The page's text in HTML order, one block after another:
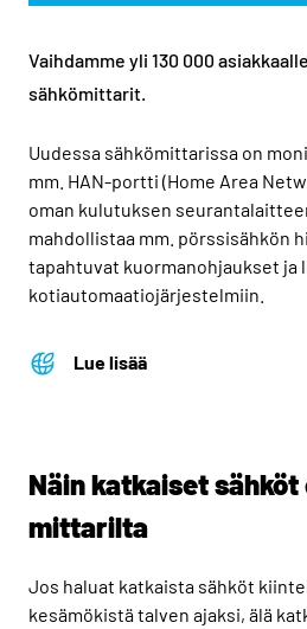
Vaihdamme yli 130 000
sähkömittarit.
Uudessa sähkömittarissa on
mm. HAN-portti (Home Area
oman kulutuksen
mahdollistaa mm. pörssisähkön
tapahtuvat kuormanohjaukset ja
kotiautomaatiojärjestelmiin.
Lue lisää
Näin katkaiset sähköt
mittarilta
Jos haluat katkaista sähköt
kesämökistä talven ajaksi, älä